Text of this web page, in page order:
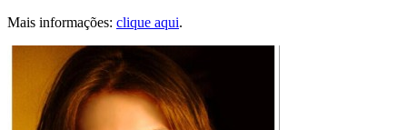
Mais informações: clique aqui.